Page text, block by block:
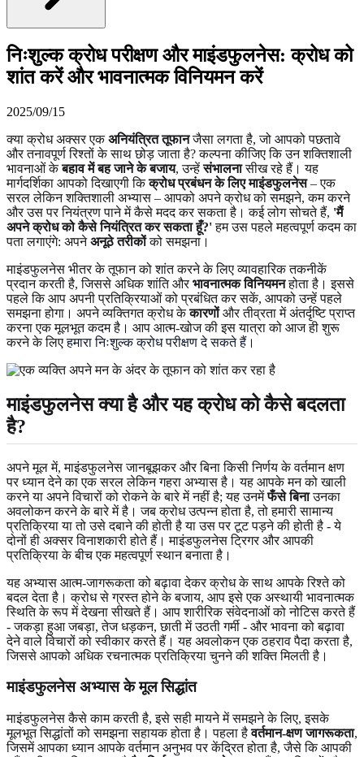
निःशुल्क क्रोध परीक्षण और माइंडफुलनेस: क्रोध को
शांत करें और भावनात्मक विनियमन करें
2025/09/15
क्या क्रोध अक्सर एकअनियंत्रित तूफानजैसा लगता है, जो आपको पछतावे
और तनावपूर्ण रिश्तों के साथ छोड़ जाता है? कल्पना कीजिए कि उन शक्तिशाली
भावनाओं केबहाव में बह जाने के बजाय, उन्हेंसंभालनासीख रहे हैं। यह
मार्गदर्शिका आपको दिखाएगी किक्रोध प्रबंधन के लिए माइंडफुलनेस– एक
सरल लेकिन शक्तिशाली अभ्यास – आपको अपने क्रोध को समझने, कम करने
और उस पर नियंत्रण पाने में कैसे मदद कर सकता है। कई लोग सोचते हैं, 'मैं
अपने क्रोध को कैसे नियंत्रित कर सकता हूँ?'हम उस पहले महत्वपूर्ण कदम का
पता लगाएंगे: अपनेअनूठे तरीकोंको समझना।
माइंडफुलनेस भीतर के तूफान को शांत करने के लिए व्यावहारिक तकनीकें
प्रदान करती है, जिससे अधिक शांति औरभावनात्मक विनियमनहोता है। इससे
पहले कि आप अपनी प्रतिक्रियाओं को प्रबंधित कर सकें, आपको उन्हें पहले
समझना होगा। अपने व्यक्तिगत क्रोध केकारणोंऔर तीव्रता में अंतर्दृष्टि प्राप्त
करना एक मूलभूत कदम है। आप आत्म-खोज की इस यात्रा को आज ही शुरू
करने के लिएहमारा निःशुल्क क्रोध परीक्षण दे सकते हैं ।
माइंडफुलनेस क्या है और यह क्रोध को कैसे बदलता
है?
अपने मूल में, माइंडफुलनेस जानबूझकर और बिना किसी निर्णय के वर्तमान क्षण
पर ध्यान देने का एक सरल लेकिन गहरा अभ्यास है। यह आपके मन को खाली
करने या अपने विचारों को रोकने के बारे में नहीं है; यह उनमेंफँसे बिनाउनका
अवलोकन करने के बारे में है। जब क्रोध उत्पन्न होता है, तो हमारी सामान्य
प्रतिक्रिया या तो उसे दबाने की होती है या उस पर टूट पड़ने की होती है - ये
दोनों ही अक्सर विनाशकारी होते हैं। माइंडफुलनेस ट्रिगर और आपकी
प्रतिक्रिया के बीच एक महत्वपूर्ण स्थान बनाता है।
यह अभ्यास आत्म-जागरूकता को बढ़ावा देकर क्रोध के साथ आपके रिश्ते को
बदल देता है। क्रोध से ग्रस्त होने के बजाय, आप इसे एक अस्थायी भावनात्मक
स्थिति के रूप में देखना सीखते हैं। आप शारीरिक संवेदनाओं को नोटिस करते हैं
- जकड़ा हुआ जबड़ा, तेज धड़कन, छाती में उठती गर्मी - और भावना को बढ़ावा
देने वाले विचारों को स्वीकार करते हैं। यह अवलोकन एक ठहराव पैदा करता है,
जिससे आपको अधिक रचनात्मक प्रतिक्रिया चुनने की शक्ति मिलती है।
माइंडफुलनेस अभ्यासके मूल सिद्धांत
माइंडफुलनेस कैसे काम करती है, इसे सही मायने में समझने के लिए, इसके
मूलभूत सिद्धांतों को समझना सहायक होता है। पहला हैवर्तमान-क्षण जागरूकता,
जिसमें आपका ध्यान आपके वर्तमान अनुभव पर केंद्रित होता है, जैसे कि आपकी